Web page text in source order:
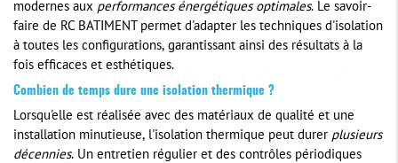
modernes aux performances énergétiques optimales. Le savoir-
faire de RC BATIMENT permet d'adapter les techniques d'isolation
à toutes les configurations, garantissant ainsi des résultats à la
fois efficaces et esthétiques.
Combien de temps dure une isolation thermique ?
Lorsqu'elle est réalisée avec des matériaux de qualité et une
installation minutieuse, l'isolation thermique peut durer plusieurs
décennies. Un entretien régulier et des contrôles périodiques